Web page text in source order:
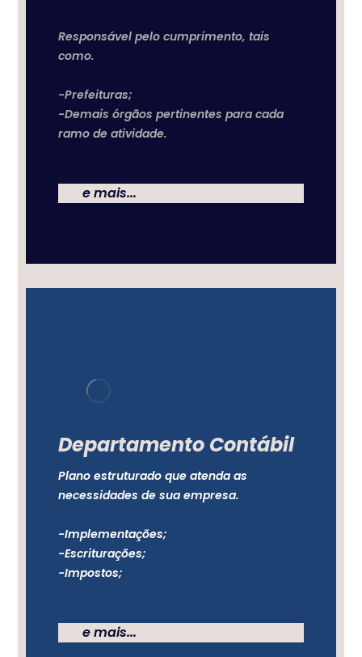
Responsável pelo cumprimento, tais
como.
-Prefeituras;
-Demais órgãos pertinentes para cada
ramo de atividade.
e mais...
Departamento Contábil
Plano estruturado que atenda as
necessidades de sua empresa.
-Implementações;
-Escriturações;
-Impostos;
e mais...